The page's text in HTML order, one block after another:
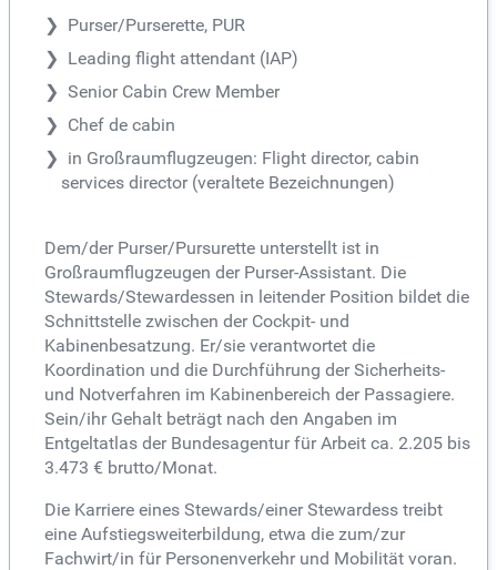
Purser/Purserette, PUR
Leading flight attendant (IAP)
Senior Cabin Crew Member
Chef de cabin
in Großraumflugzeugen: Flight director, cabin
services director (veraltete Bezeichnungen)
Dem/der Purser/Pursurette unterstellt ist in
Großraumflugzeugen der Purser-Assistant. Die
Stewards/Stewardessen in leitender Position bildet die
Schnittstelle zwischen der Cockpit- und
Kabinenbesatzung. Er/sie verantwortet die
Koordination und die Durchführung der Sicherheits-
und Notverfahren im Kabinenbereich der Passagiere.
Sein/ihr Gehalt beträgt nach den Angaben im
Entgeltatlas der Bundesagentur für Arbeit ca. 2.205 bis
3.473 € brutto/Monat.
Die Karriere eines Stewards/einer Stewardess treibt
eine Aufstiegsweiterbildung, etwa die zum/zur
Fachwirt/in für Personenverkehr und Mobilität voran.